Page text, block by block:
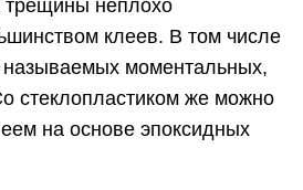
трещины неплохо
клеев. В том числе
называемых моментальных,
стеклопластиком же можно
на основе эпоксидных